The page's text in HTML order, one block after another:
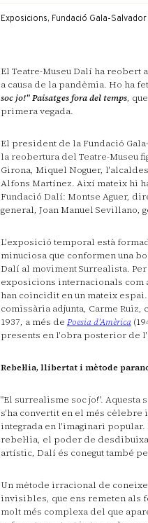
Exposicions, Fundació Gala-Salvador
El Teatre-Museu Dalí ha reobert
a causa de la pandèmia. Ho ha
soc jo!" Paisatges fora del temps,
primera vegada.
El president de la Fundació
la reobertura del Teatre-Museu
Girona, Miquel Noguer,
Alfons Martínez. Així mateix hi
Fundació Dalí: Montse Aguer,
general, Joan Manuel Sevillano,
L'exposició temporal està
minuciosa que conformen una
Dalí al moviment Surrealista.
exposicions internacionals com
han coincidit en un mateix
comissària adjunta, Carme Ruiz,
1937, a més de Poesia d'Amèrica
presents en l'obra posterior de
Rebel·lia, llibertat i mètode
"El surrealisme soc jo!".
s'ha convertit en el més cèlebre
integrada en l'imaginari
rebel·lia, el poder de
artístic, Dalí és conegut també
Un mètode irracional de
invisibles, que ens remeten als
molt més complexa del que